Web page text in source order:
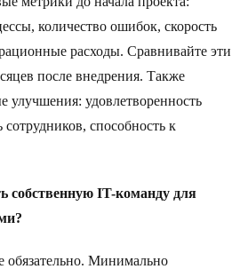
количество ошибок, скорость
расходы. Сравнивайте эти
после внедрения. Также
улучшения: удовлетворенность
способность к
собственную IT-команду для
обязательно. Минимально